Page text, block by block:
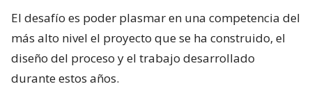
El desafío es poder plasmar en una competencia del
más alto nivel el proyecto que se ha construido, el
diseño del proceso y el trabajo desarrollado
durante estos años.